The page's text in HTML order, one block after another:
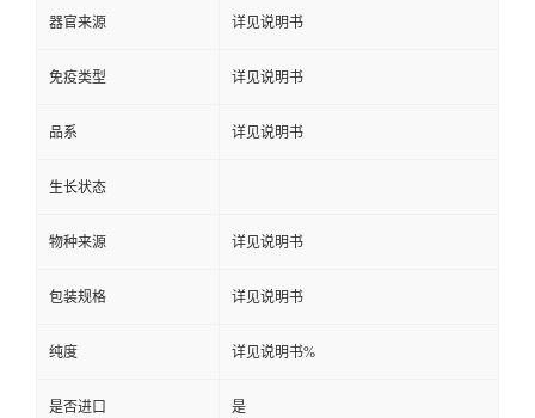
器官来源 详见说明书
免疫类型 详见说明书
品系 详见说明书
生长状态
物种来源 详见说明书
包装规格 详见说明书
纯度 详见说明书%
是否进口 是